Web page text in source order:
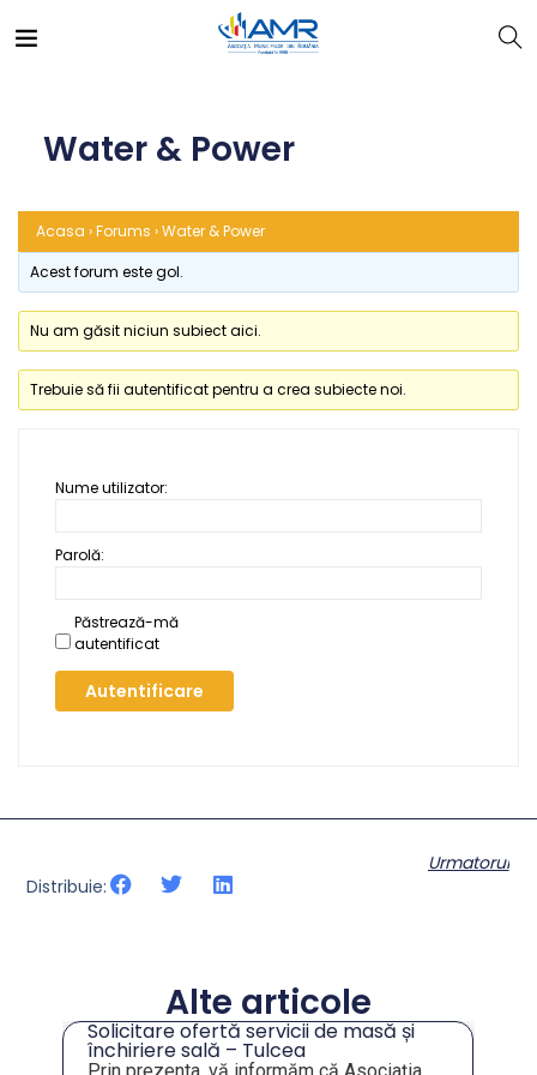
Water & Power
Acasa ›Forums ›Water & Power
Acest forum este gol.
Nu am găsit niciun subiect aici.
Trebuie să fii autentificat pentru a crea subiecte noi.
Nume utilizator:
Parolă:
Păstrează-mă
autentificat
Autentificare
Urmatorul
Distribuie:
Alte articole
Solicitare ofertă servicii de masă și
închiriere sală – Tulcea